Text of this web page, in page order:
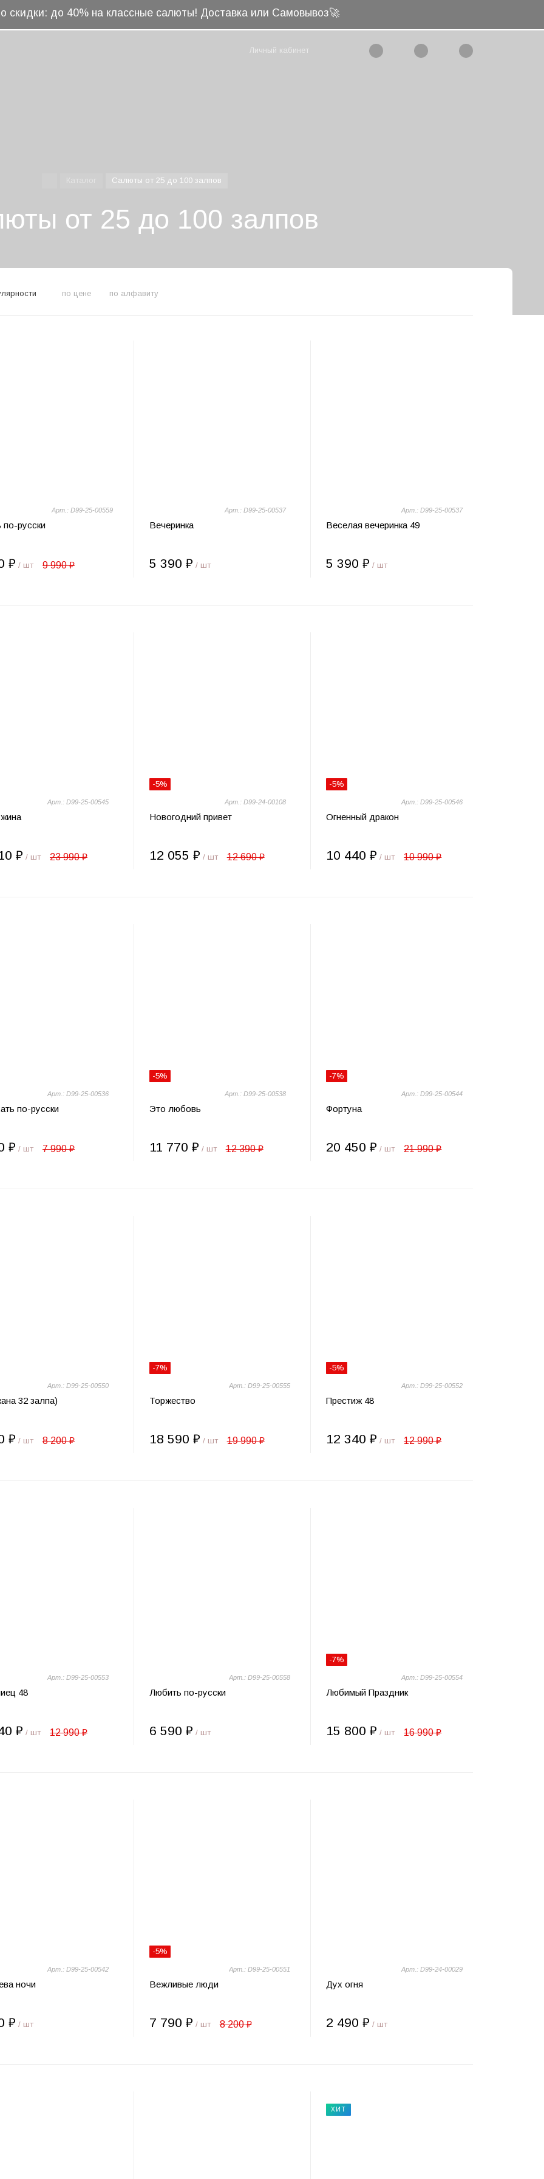
скидки: до 40% на классные салюты! Доставка или Самовывоз🚀
Личный кабинет
Салюты от 25 до 100 залпов
от 25 до 100 залпов
по цене по алфавиту
Арт.: D99-25-00559
по-русски
₽ / шт 9 990 ₽
Арт.: D99-25-00537
Вечеринка
5 390 ₽ / шт
Арт.: D99-25-00537
Веселая вечеринка 49
5 390 ₽ / шт
Арт.: D99-25-00545
₽ / шт 23 990 ₽
-5%
Арт.: D99-24-00108
Новогодний привет
12 055 ₽ / шт 12 690 ₽
-5%
Арт.: D99-25-00546
Огненный дракон
10 440 ₽ / шт 10 990 ₽
Арт.: D99-25-00536
по-русски
₽ / шт 7 990 ₽
-5%
Арт.: D99-25-00538
Это любовь
11 770 ₽ / шт 12 390 ₽
-7%
Арт.: D99-25-00544
Фортуна
20 450 ₽ / шт 21 990 ₽
Арт.: D99-25-00550
32 залпа)
₽ / шт 8 200 ₽
-7%
Арт.: D99-25-00555
Торжество
18 590 ₽ / шт 19 990 ₽
-5%
Арт.: D99-25-00552
Престиж 48
12 340 ₽ / шт 12 990 ₽
Арт.: D99-25-00553
48
₽ / шт 12 990 ₽
Арт.: D99-25-00558
Любить по-русски
6 590 ₽ / шт
-7%
Арт.: D99-25-00554
Любимый Праздник
15 800 ₽ / шт 16 990 ₽
Арт.: D99-25-00542
ночи
₽ / шт
-5%
Арт.: D99-25-00551
Вежливые люди
7 790 ₽ / шт 8 200 ₽
Арт.: D99-24-00029
Дух огня
2 490 ₽ / шт
ХИТ